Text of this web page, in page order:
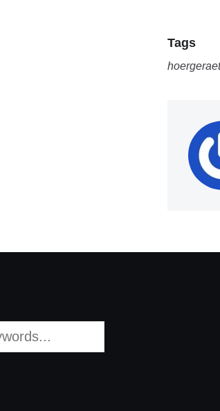
Tags
hoergeraet